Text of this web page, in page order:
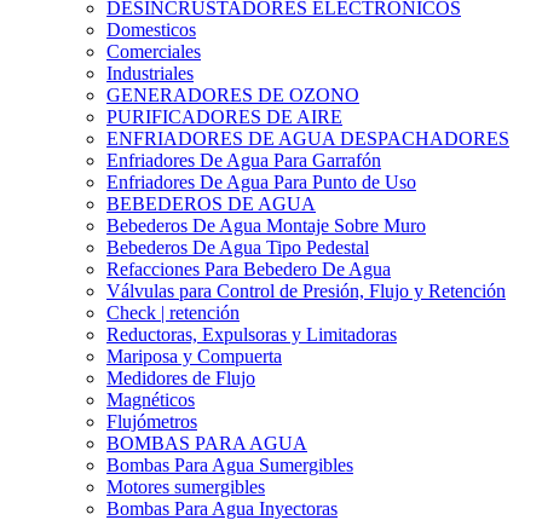
DESINCRUSTADORES ELECTRONICOS
Domesticos
Comerciales
Industriales
GENERADORES DE OZONO
PURIFICADORES DE AIRE
ENFRIADORES DE AGUA DESPACHADORES
Enfriadores De Agua Para Garrafón
Enfriadores De Agua Para Punto de Uso
BEBEDEROS DE AGUA
Bebederos De Agua Montaje Sobre Muro
Bebederos De Agua Tipo Pedestal
Refacciones Para Bebedero De Agua
Válvulas para Control de Presión, Flujo y Retención
Check | retención
Reductoras, Expulsoras y Limitadoras
Mariposa y Compuerta
Medidores de Flujo
Magnéticos
Flujómetros
BOMBAS PARA AGUA
Bombas Para Agua Sumergibles
Motores sumergibles
Bombas Para Agua Inyectoras